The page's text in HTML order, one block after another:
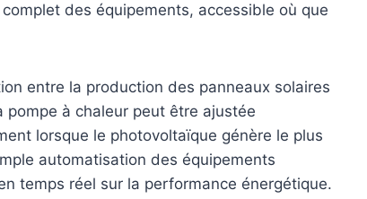
des équipements, accessible où que
entre la production des panneaux solaires
à chaleur peut être ajustée
lorsque le photovoltaïque génère le plus
automatisation des équipements
temps réel sur la performance énergétique.